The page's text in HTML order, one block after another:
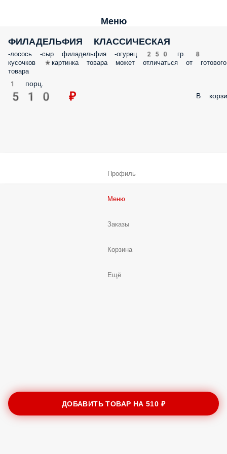
Меню
ФИЛАДЕЛЬФИЯ КЛАССИЧЕСКАЯ
-лосось -сыр филадельфия -огурец 250 гр. 8
кусочков *картинка товара может отличаться от готового
товара
1 порц.
510 ₽ В
ДОБАВИТЬ ТОВАР НА510 ₽
Профиль
Меню
Заказы
Корзина
Ещё